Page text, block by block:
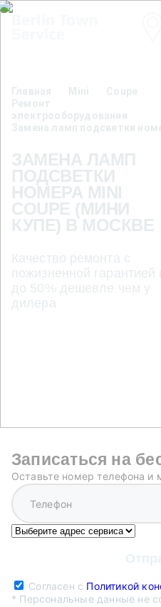
Главная Mini
Coupe
Ремонт
электрооборудования
Замена ламп подсветки
ЗАМЕНА ЛАМП
ПОДСВЕТКИ
НОМЕРА MINI
COUPE (МИНИ
КУПЕ) В МОСКВЕ
Качество ремонта с
пожизненной гарантией
до 50% дешевле чем у
дилера
Записаться на
Оставьте номер телефона
Согласен с Политикой
* Персональные данные не